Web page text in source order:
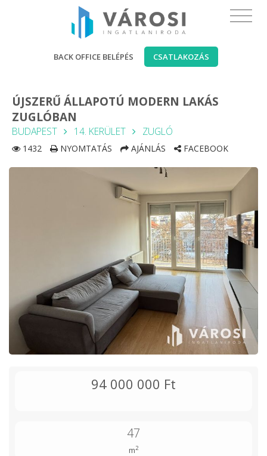
BACK OFFICE BELÉPÉS CSATLAKOZÁS
ÚJSZERŰ ÁLLAPOTÚ MODERN LAKÁS
ZUGLÓBAN
BUDAPEST 14. KERÜLET ZUGLÓ
1432 NYOMTATÁS AJÁNLÁS FACEBOOK
94 000 000 Ft
47
m2